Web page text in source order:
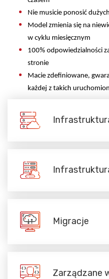
Migracje
Zarządzane
Nie musicie ponosić
Model zmienia się na
w cyklu miesięcznym
100% odpowiedzialności
stronie
Macie zdefiniowane,
każdej z takich